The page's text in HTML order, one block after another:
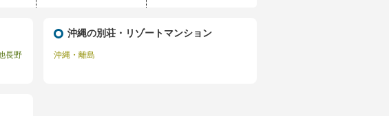
長野
沖縄の別荘・リゾートマンション
沖縄・離島